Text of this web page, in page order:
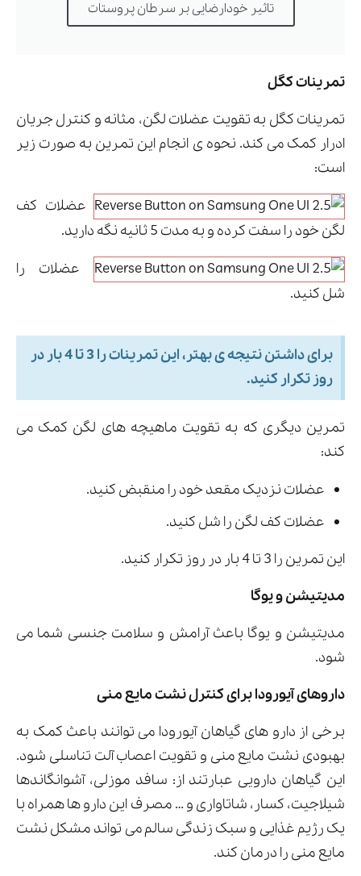
تاثیر خودارضایی بر سرطان پروستات
تمرینات کگل
تمرینات کگل به تقویت عضلات لگن، مثانه و کنترل جریان
ادرار کمک می کند. نحوه ی انجام این تمرین به صورت زیر
است:
عضلات کف
لگن خود را سفت کرده و به مدت 5 ثانیه نگه دارید.
عضلات را
شل کنید.
برای داشتن نتیجه ی بهتر، این تمرینات را 3 تا 4 بار در
روز تکرار کنید.
تمرین دیگری که به تقویت ماهیچه های لگن کمک می
کند:
عضلات نزدیک مقعد خود را منقبض کنید.
عضلات کف لگن را شل کنید.
این تمرین را 3 تا 4 بار در روز تکرار کنید.
مدیتیشن و یوگا
مدیتیشن و یوگا باعث آرامش و سلامت جنسی شما می
شود.
داروهای آیورودا برای کنترل نشت مایع منی
برخی از دارو های گیاهان آیورودا می توانند باعث کمک به
بهبودی نشت مایع منی و تقویت اعصاب آلت تناسلی شود.
این گیاهان دارویی عبارتند از: سافد موزلی، آشوانگاندها
شیلاجیت، کسار، شاتاواری و … مصرف این دارو ها همراه با
یک رژیم غذایی و سبک زندگی سالم می تواند مشکل نشت
مایع منی را درمان کند.